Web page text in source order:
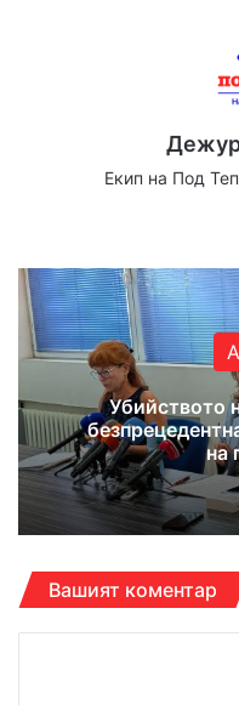
Екип на Под
Убийството
на
Вашият коментар